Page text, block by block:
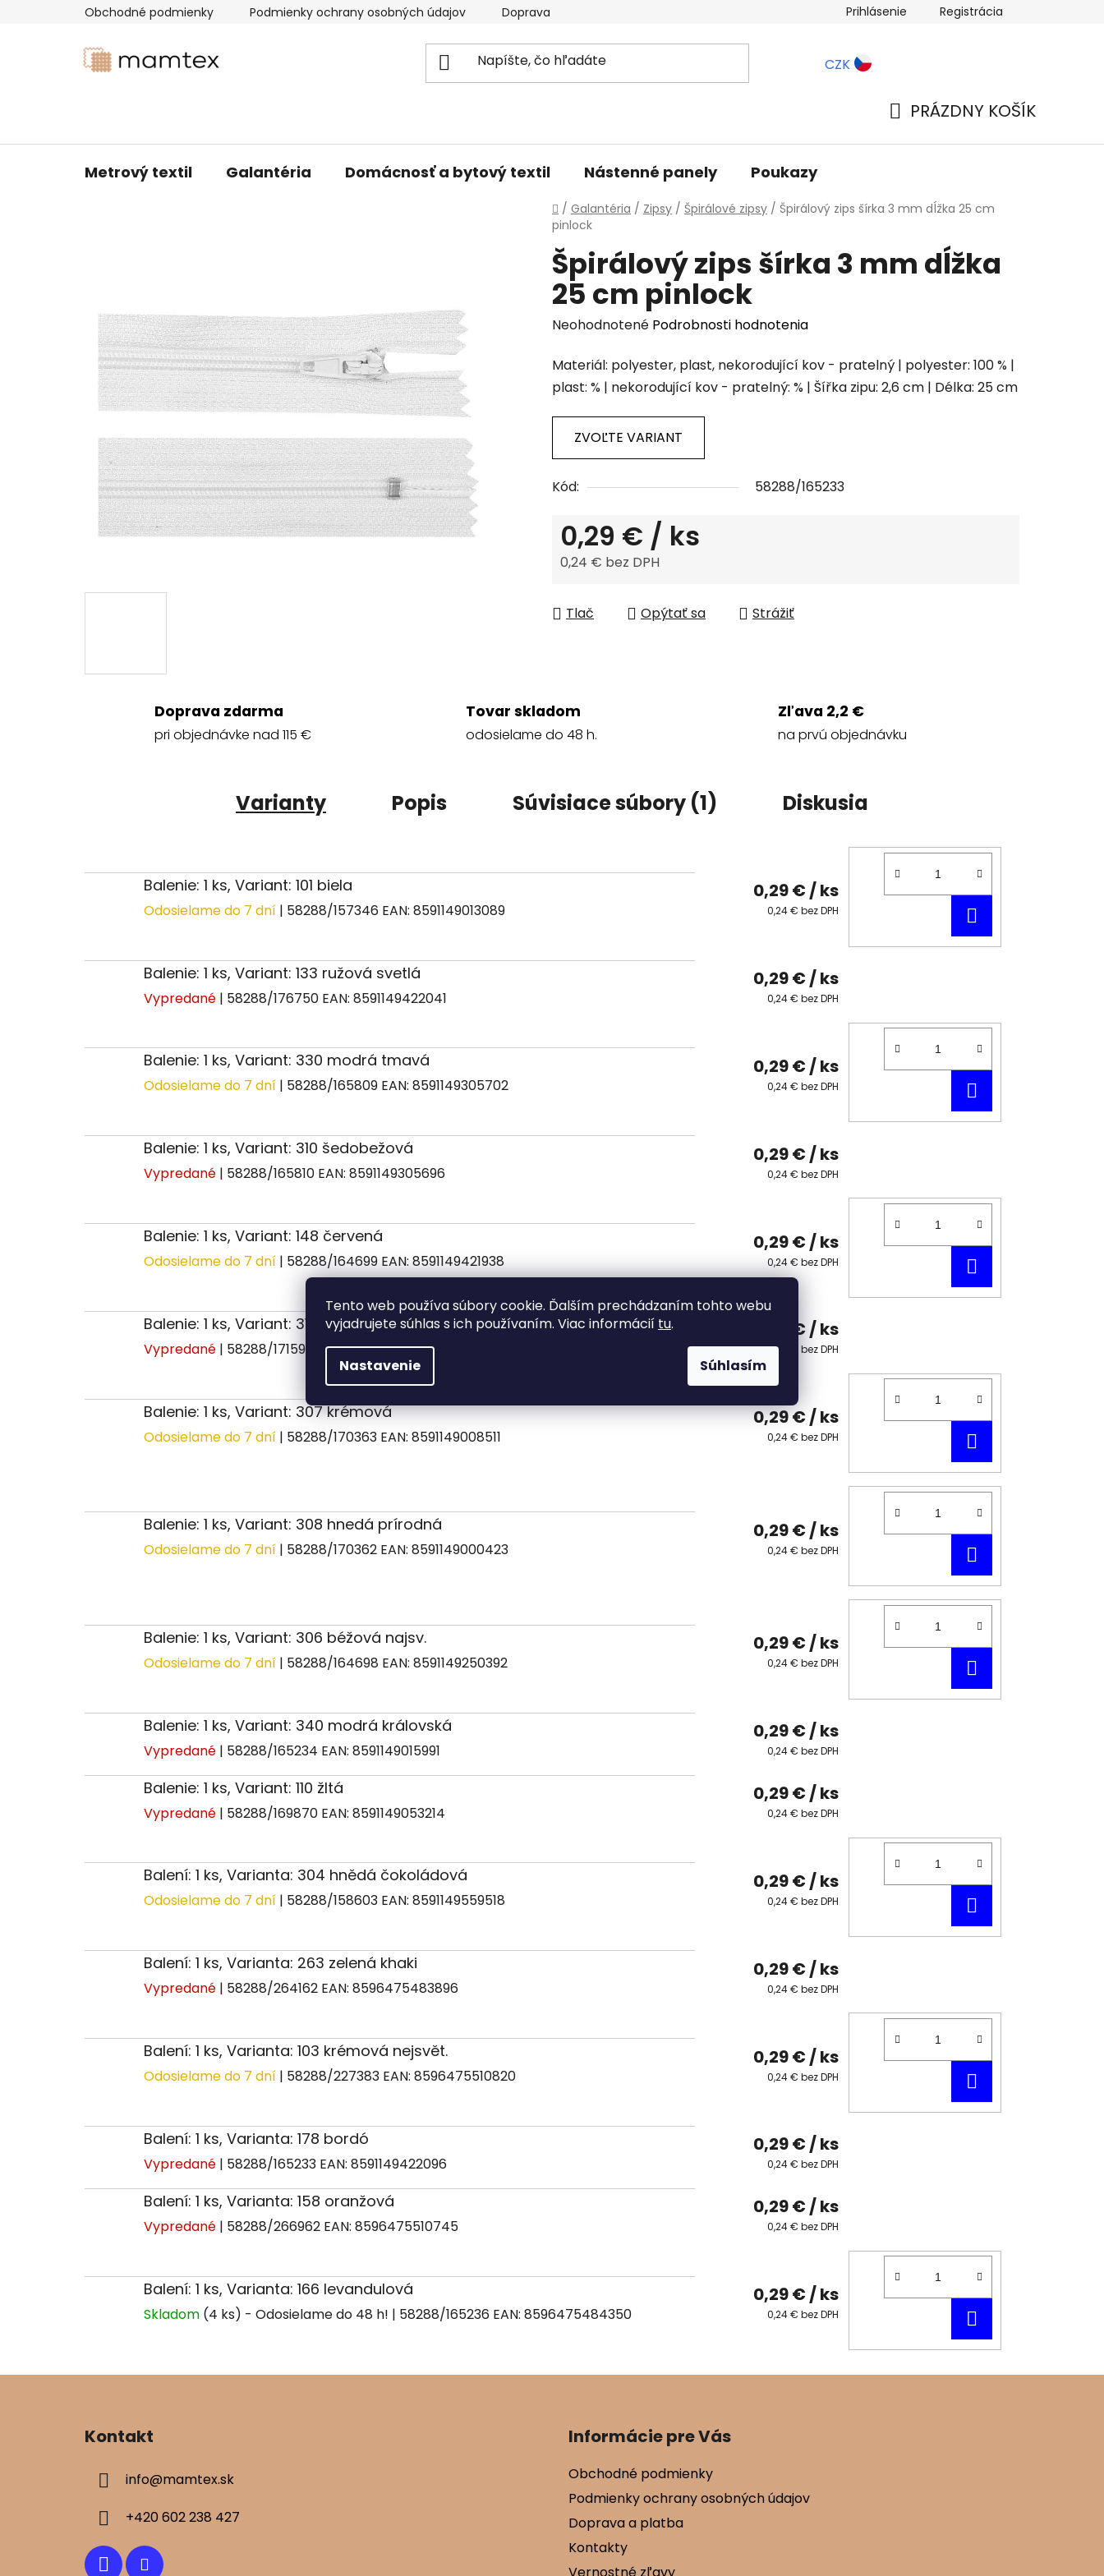
Tento web používa súbory cookie. Ďalším prechádzaním tohto webu
vyjadrujete súhlas s ich používaním. Viac informácií tu.
Nastavenie Súhlasím
Obchodné podmienky Podmienky ochrany osobných údajov Doprava a platba Blog
Prihlásenie Registrácia
CZK
PRÁZDNY KOŠÍK
Metrový textil Galantéria Domácnosť a bytový textil Nástenné panely Poukazy
Domov
/ Galantéria / Zipsy / Špirálové zipsy / Špirálový zips šírka 3 mm dĺžka 25 cm
pinlock
Špirálový zips šírka 3 mm dĺžka
25 cm pinlock
Priemerné
produktu
je
0,0
5
hviezdičiek.
Neohodnotené Podrobnosti hodnotenia
Materiál: polyester, plast, nekorodující kov - pratelný | polyester: 100 % |
plast: % | nekorodující kov - pratelný: % | Šířka zipu: 2,6 cm | Délka: 25 cm
ZVOĽTE VARIANT
Kód: 58288/165233
0,29 € / ks
0,24 € bez DPH
Tlač
Opýtať sa Strážiť
Doprava zdarma
pri objednávke nad 115 €
Tovar skladom
odosielame do 48 h.
Zľava 2,2 €
na prvú objednávku
Varianty Popis Súvisiace súbory (1) Diskusia
Balenie: 1 ks, Variant: 101 biela
Odosielame do 7 dní | 58288/157346 EAN: 8591149013089
0,29 € / ks
0,24 € bez DPH
KOŠÍKA
Balenie: 1 ks, Variant: 133 ružová svetlá
Vypredané | 58288/176750 EAN: 8591149422041
0,29 € / ks
0,24 € bez DPH
Balenie: 1 ks, Variant: 330 modrá tmavá
Odosielame do 7 dní | 58288/165809 EAN: 8591149305702
0,29 € / ks
0,24 € bez DPH
KOŠÍKA
Balenie: 1 ks, Variant: 310 šedobežová
Vypredané | 58288/165810 EAN: 8591149305696
0,29 € / ks
0,24 € bez DPH
Balenie: 1 ks, Variant: 148 červená
Odosielame do 7 dní | 58288/164699 EAN:8591149421938
0,29 € / ks
0,24 € bez DPH
KOŠÍKA
Balenie: 1 ks, Variant: 316 šedá
Vypredané | 58288/171596 EAN:8591149305719
0,29 € / ks
0,24 € bez DPH
Balenie: 1 ks, Variant: 307 krémová
Odosielame do 7 dní | 58288/170363 EAN: 8591149008511
0,29 €/ ks
0,24 € bez DPH
KOŠÍKA
Balenie: 1 ks, Variant: 308 hnedá prírodná
Odosielame do 7 dní | 58288/170362 EAN: 8591149000423
0,29 € / ks
0,24 € bez DPH
KOŠÍKA
Balenie: 1 ks, Variant: 306 béžová najsv.
Odosielame do 7 dní | 58288/164698 EAN: 8591149250392
0,29 € / ks
0,24 € bez DPH
KOŠÍKA
Balenie: 1 ks, Variant: 340 modrá královská
Vypredané | 58288/165234 EAN: 8591149015991
0,29 € / ks
0,24 € bez DPH
Balenie: 1 ks, Variant: 110 žltá
Vypredané | 58288/169870 EAN: 8591149053214
0,29 € / ks
0,24 € bez DPH
Balení: 1 ks, Varianta: 304 hnědá čokoládová
Odosielame do 7 dní | 58288/158603 EAN: 8591149559518
0,29 € / ks
0,24 € bez DPH
KOŠÍKA
Balení: 1 ks, Varianta: 263 zelená khaki
Vypredané | 58288/264162 EAN: 8596475483896
0,29 € / ks
0,24 € bez DPH
Balení: 1 ks, Varianta: 103 krémová nejsvět.
Odosielame do 7 dní | 58288/227383 EAN: 8596475510820
0,29 € / ks
0,24 € bez DPH
KOŠÍKA
Balení: 1 ks, Varianta: 178 bordó
Vypredané | 58288/165233 EAN: 8591149422096
0,29 € / ks
0,24 € bez DPH
Balení: 1 ks, Varianta: 158 oranžová
Vypredané | 58288/266962 EAN: 8596475510745
0,29 € / ks
0,24 € bez DPH
Balení: 1 ks, Varianta: 166 levandulová
Skladom (4 ks) | 58288/165236 EAN: 8596475484350
0,29 € / ks
0,24 € bez DPH
KOŠÍKA
Kontakt
info@mamtex.sk
+420 602 238 427
Informácie pre Vás
Obchodné podmienky
Podmienky ochrany osobných údajov
Doprava a platba
Kontakty